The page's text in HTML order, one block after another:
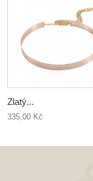
Zlatý...
335,00 Kč